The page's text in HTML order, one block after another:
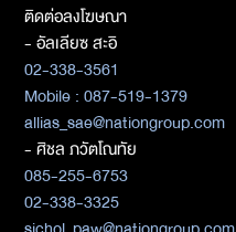
ติดต่อลงโฆษณา
- อัลเลียซ สะอิ
02-338-3561
Mobile : 087-519-1379
allias_sae@nationgroup.com
- ศิชล ภวัตโณทัย
085-255-6753
02-338-3325